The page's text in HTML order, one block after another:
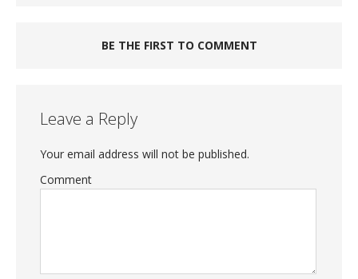
BE THE FIRST TO COMMENT
Leave a Reply
Your email address will not be published.
Comment